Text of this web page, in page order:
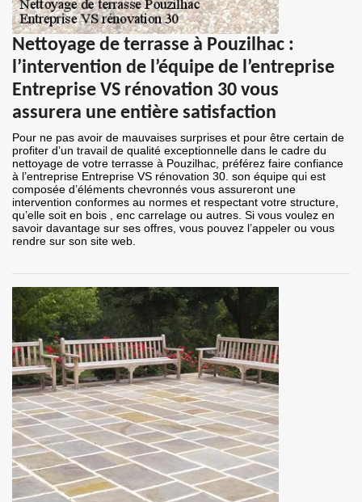
Nettoyage de terrasse à Pouzilhac :
l’intervention de l’équipe de l’entreprise
Entreprise VS rénovation 30 vous
assurera une entière satisfaction
Pour ne pas avoir de mauvaises surprises et pour être certain de
profiter d’un travail de qualité exceptionnelle dans le cadre du
nettoyage de votre terrasse à Pouzilhac, préférez faire confiance
à l’entreprise Entreprise VS rénovation 30. son équipe qui est
composée d’éléments chevronnés vous assureront une
intervention conformes au normes et respectant votre structure,
qu’elle soit en bois , enc carrelage ou autres. Si vous voulez en
savoir davantage sur ses offres, vous pouvez l’appeler ou vous
rendre sur son site web.